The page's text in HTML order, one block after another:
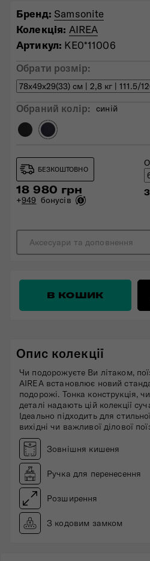
Бренд: Samsonite
Колекція: AIREA
Артикул: KE0*11006
Обрати розмір:
Обраний колiр: синій
БЕЗКОШТОВНО
18 980 грн
+949 бонусів
Аксесуари та доповнення
В КОШИК
Опис колекції
Чи подорожуєте Ви літаком,
AIREA встановлює новий
подорожі. Тонка конструкція,
деталі надають цій колекції
Ідеально підходить для
вихідні чи важливої ​​ділової
Зовнішня кишеня
Ручка для перенесення
Розширення
З кодовим замком